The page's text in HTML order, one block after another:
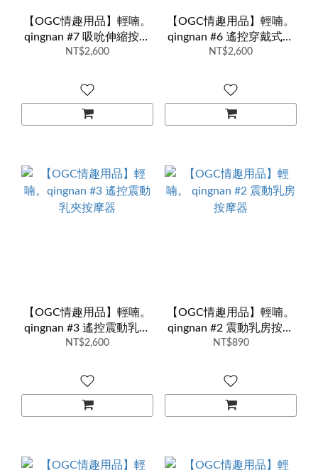
【OGC情趣用品】輕喃。
qingnan #7 吸吮伸縮按摩
器
NT$2,600
【OGC情趣用品】輕喃。
qingnan #6 遙控穿戴式按
摩器
NT$2,600
【OGC情趣用品】輕喃。
qingnan #3 遙控震動乳夾
按摩器
NT$2,600
【OGC情趣用品】輕喃。
qingnan #2 震動乳房按摩
器
NT$890